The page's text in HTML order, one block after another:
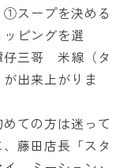
①スープを決める
ピングを選
仔三哥 米線（タ
出来上がりま
ての方は迷って
藤田店長「スタ